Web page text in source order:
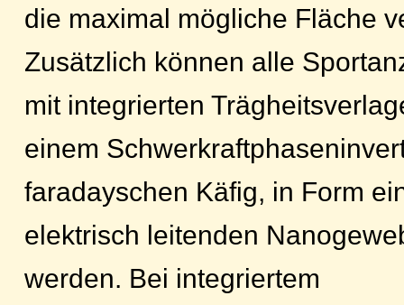
die maximal mögliche Fläche
Zusätzlich können alle
mit integrierten
einem
faradayschen Käfig, in Form
elektrisch leitenden
werden. Bei integriertem